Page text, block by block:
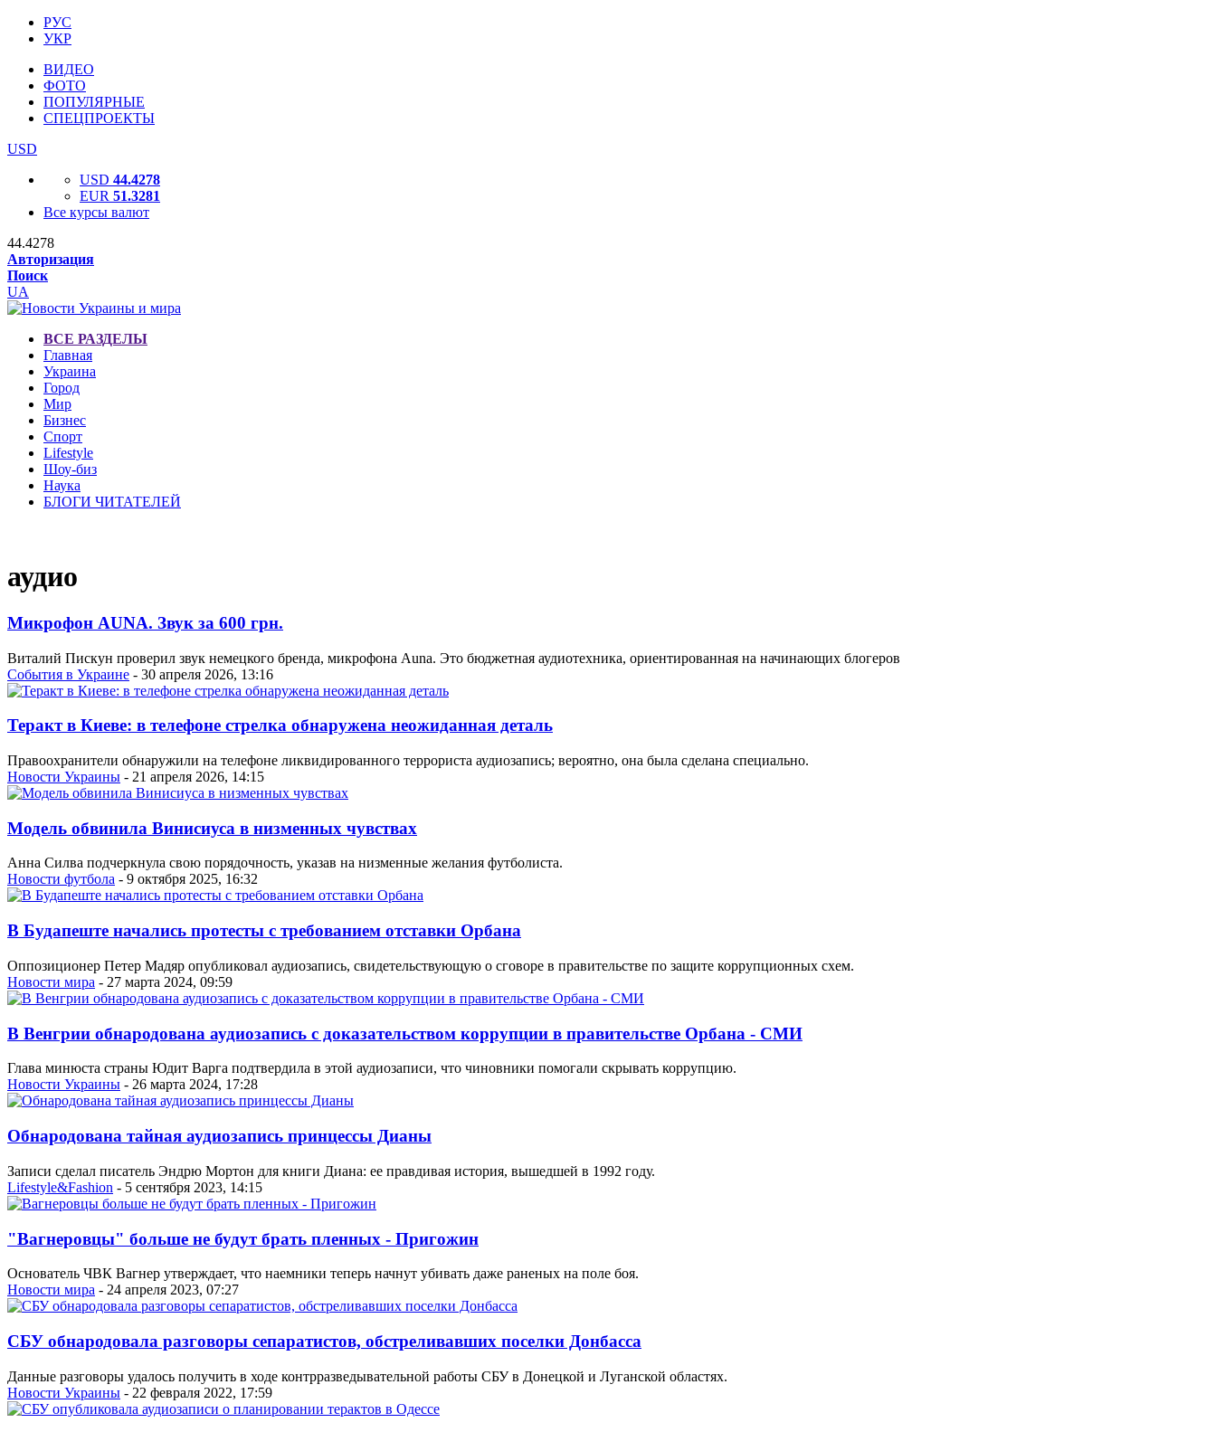
РУС
УКР
ВИДЕО
ФОТО
ПОПУЛЯРНЫЕ
СПЕЦПРОЕКТЫ
USD
USD 44.4278
EUR 51.3281
Все курсы валют
44.4278
Авторизация
Поиск
UA
ВСЕ РАЗДЕЛЫ
Главная
Украина
Город
Мир
Бизнес
Спорт
Lifestyle
Шоу-биз
Наука
БЛОГИ ЧИТАТЕЛЕЙ
аудио
Микрофон AUNA. Звук за 600 грн.
Виталий Пискун проверил звук немецкого бренда, микрофона Auna. Это бюджетная аудиотехника, ориентированная на начинающих блогеров
События в Украине - 30 апреля 2026, 13:16
Теракт в Киеве: в телефоне стрелка обнаружена неожиданная деталь
Правоохранители обнаружили на телефоне ликвидированного террориста аудиозапись; вероятно, она была сделана специально.
Новости Украины - 21 апреля 2026, 14:15
Модель обвинила Винисиуса в низменных чувствах
Анна Силва подчеркнула свою порядочность, указав на низменные желания футболиста.
Новости футбола - 9 октября 2025, 16:32
В Будапеште начались протесты с требованием отставки Орбана
Оппозиционер Петер Мадяр опубликовал аудиозапись, свидетельствующую о сговоре в правительстве по защите коррупционных схем.
Новости мира - 27 марта 2024, 09:59
В Венгрии обнародована аудиозапись с доказательством коррупции в правительстве Орбана - СМИ
Глава минюста страны Юдит Варга подтвердила в этой аудиозаписи, что чиновники помогали скрывать коррупцию.
Новости Украины - 26 марта 2024, 17:28
Обнародована тайная аудиозапись принцессы Дианы
Записи сделал писатель Эндрю Мортон для книги Диана: ее правдивая история, вышедшей в 1992 году.
Lifestyle&Fashion - 5 сентября 2023, 14:15
"Вагнеровцы" больше не будут брать пленных - Пригожин
Основатель ЧВК Вагнер утверждает, что наемники теперь начнут убивать даже раненых на поле боя.
Новости мира - 24 апреля 2023, 07:27
СБУ обнародовала разговоры сепаратистов, обстреливавших поселки Донбасса
Данные разговоры удалось получить в ходе контрразведывательной работы СБУ в Донецкой и Луганской областях.
Новости Украины - 22 февраля 2022, 17:59